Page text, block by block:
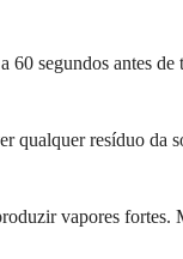
segundos antes
resíduo
vapores